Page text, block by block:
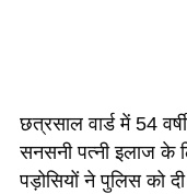
छत्रसाल वार्ड में 54
सनसनी पत्नी इलाज के
पड़ोसियों ने पुलिस को